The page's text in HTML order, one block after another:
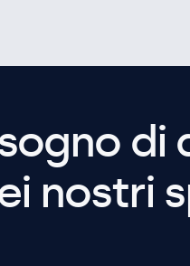
di
nostri